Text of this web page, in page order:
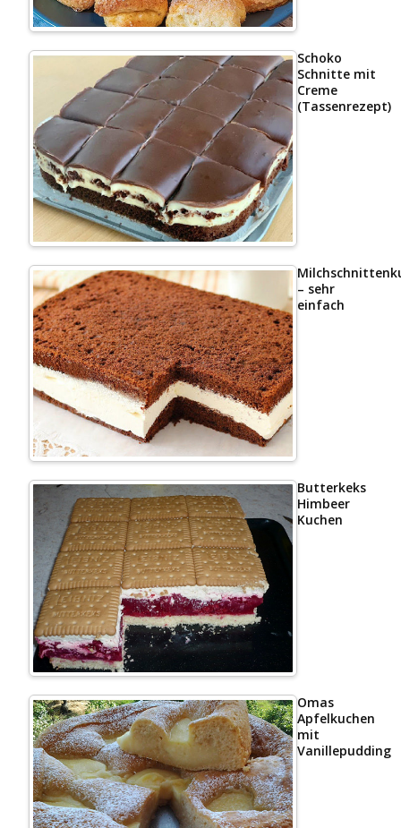
Schoko
Schnitte mit
Creme
(Tassenrezept)
– sehr
einfach
Butterkeks
Himbeer
Kuchen
Omas
Apfelkuchen
mit
Vanillepudding